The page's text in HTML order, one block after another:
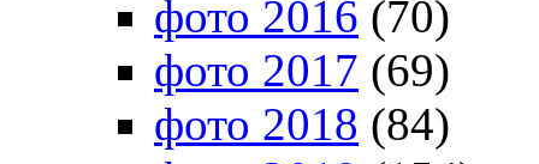
фото 2016 (70)
фото 2017 (69)
фото 2018 (84)